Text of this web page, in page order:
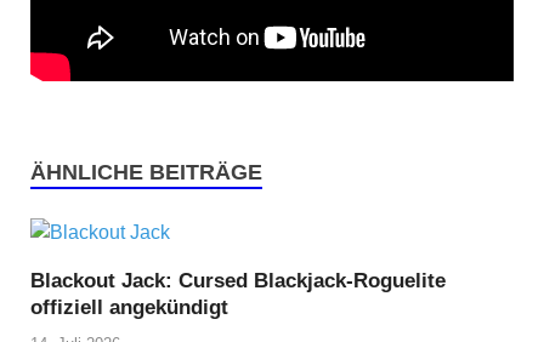
ÄHNLICHE BEITRÄGE
Blackout Jack: Cursed Blackjack-Roguelite
offiziell angekündigt